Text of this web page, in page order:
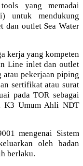
yang memadai
untuk mendukung
dan outlet Sea Water
kerja yang kompeten
Line inlet dan outlet
atau pekerjaan piping
sertifikat atau surat
pada TOR sebagai
K3 Umum Ahli NDT
mengenai Sistem
oleh badan
berlaku.